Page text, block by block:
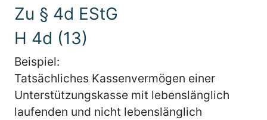
Zu § 4d EStG
H 4d (13)
Beispiel:
Tatsächliches Kassenvermögen einer
Unterstützungskasse mit lebenslänglich
laufenden und nicht lebenslänglich